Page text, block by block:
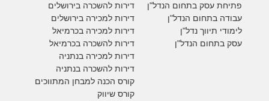
דירות להשכרה בירושלים
דירות למכירה בירושלים
דירות למכירה בכרמיאל
דירות להשכרה בכרמיאל
דירות למכירה בנתניה
דירות להשכרה בנתניה
קורס הכנה למבחן המתווכים
קורס שיווק
פתיחת עסק בתחום הנדל"ן
עבודה בתחום הנדל"ן
לימודי תיווך נדל"ן
עסק בתחום הנדל"ן